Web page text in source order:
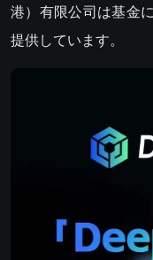
港）有限公司は基金
提供しています。